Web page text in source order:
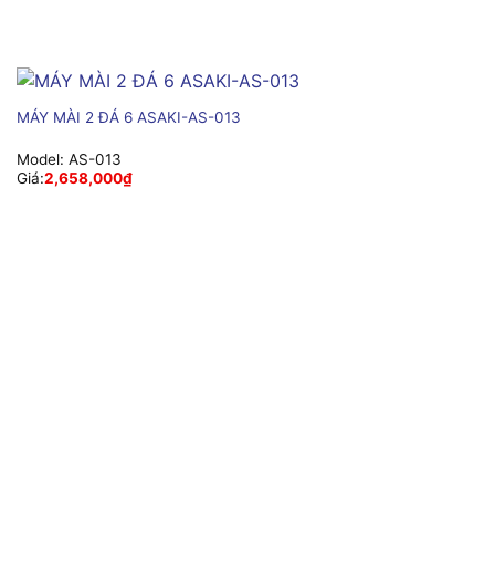
MÁY MÀI 2 ĐÁ 6 ASAKI-AS-013
Model: AS-013
Giá:2,658,000₫